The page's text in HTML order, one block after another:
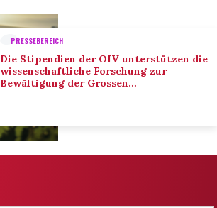
PRESSEBEREICH
Die Stipendien der OIV unterstützen die
wissenschaftliche Forschung zur
Bewältigung der Grossen